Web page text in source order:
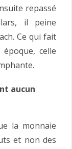
repassé
il peine
Ce qui fait
celle
aucun
la monnaie
et non des